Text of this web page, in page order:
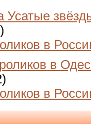
Усатые
в
в
в